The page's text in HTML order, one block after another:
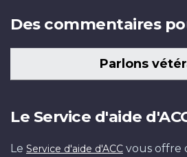
Des commentaires
Parlons
Le Service d'aide
Le Service d'aide d'ACC vous offre